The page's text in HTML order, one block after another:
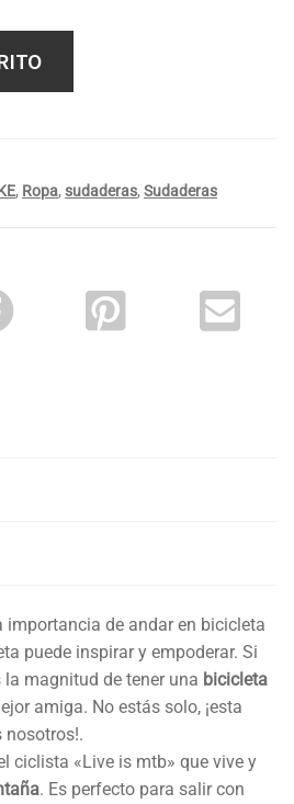
, Ropa, sudaderas, Sudaderas
importancia de andar en bicicleta
puede inspirar y empoderar. Si
la magnitud de tener una bicicleta
amiga. No estás solo, ¡esta
nosotros!.
ciclista «Live is mtb» que vive y
. Es perfecto para salir con